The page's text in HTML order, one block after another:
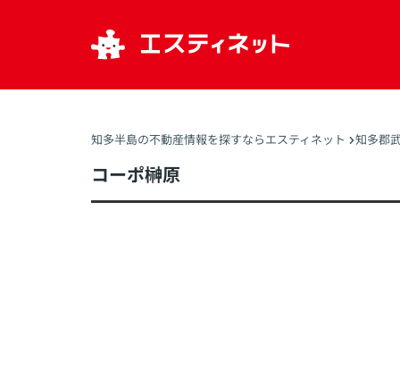
知多半島の不動産情報を探すならエスティネット 知多郡
コーポ榊原